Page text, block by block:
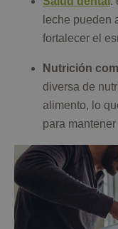
leche pueden
fortalecer el
Nutrición
diversa de
alimento, lo
para